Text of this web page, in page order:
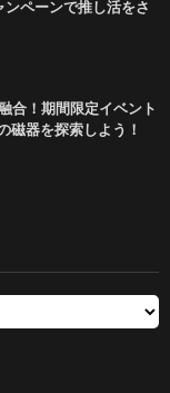
ンペーンで推し活をさ
合！期間限定イベント
磁器を探索しよう！